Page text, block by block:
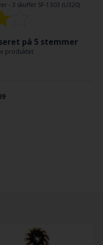
- 3 skuffer SF-1303 (U320)
på 5 stemmer
produktet